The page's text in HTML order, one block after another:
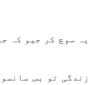
یہ سوچ کر جیو کہ
زندگی تو بس